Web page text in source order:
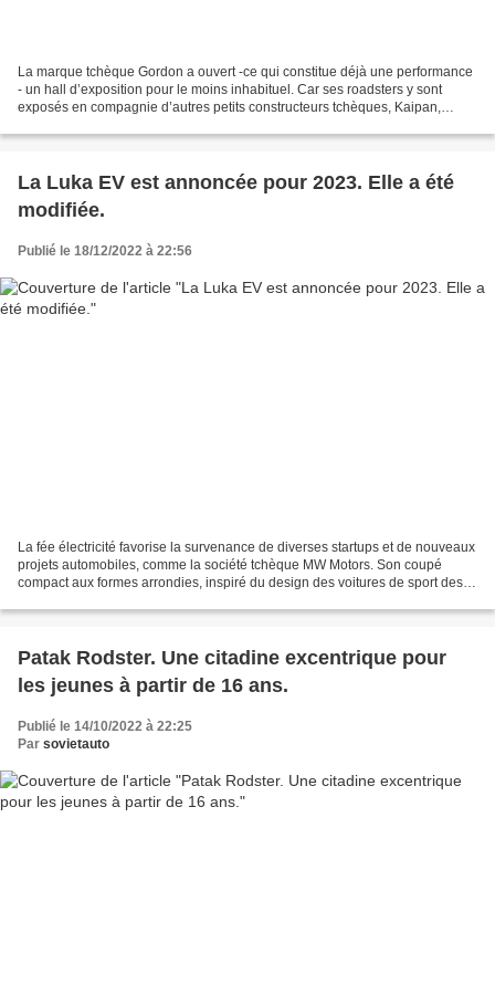
La marque tchèque Gordon a ouvert -ce qui constitue déjà une performance
- un hall d’exposition pour le moins inhabituel. Car ses roadsters y sont
exposés en compagnie d’autres petits constructeurs tchèques, Kaipan,
La Luka EV est annoncée pour 2023. Elle a été
modifiée.
Publié le 18/12/2022 à 22:56
La fée électricité favorise la survenance de diverses startups et de nouveaux
projets automobiles, comme la société tchèque MW Motors. Son coupé
compact aux formes arrondies, inspiré du design des voitures de sport des
Patak Rodster. Une citadine excentrique pour
les jeunes à partir de 16 ans.
Publié le 14/10/2022 à 22:25
Par sovietauto